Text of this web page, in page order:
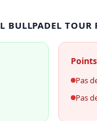
BULLPADEL
Pas
Pas